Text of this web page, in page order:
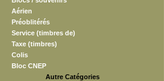
Aérien
Préoblitérés
Service (timbres de)
Taxe (timbres)
Colis
Bloc CNEP
Autre Catégories